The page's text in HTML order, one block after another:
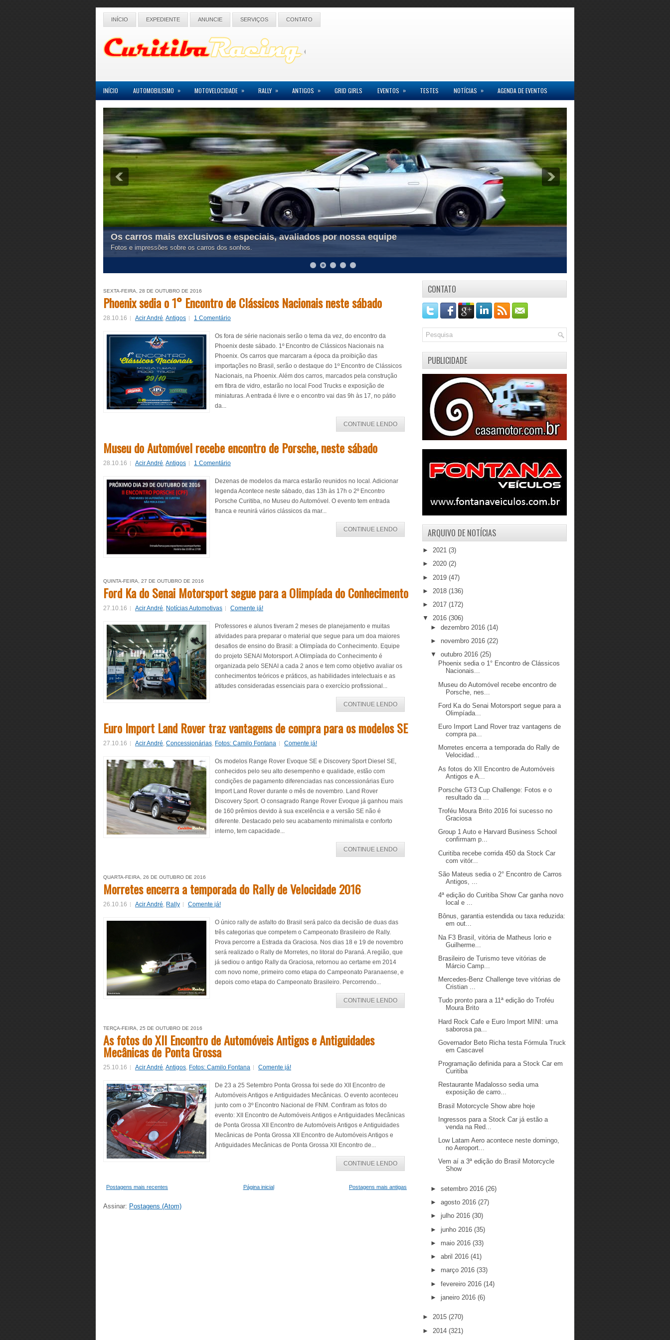
INÍCIO EXPEDIENTE ANUNCIE SERVIÇOS CONTATO
INÍCIO AUTOMOBILISMO » MOTOVELOCIDADE » RALLY » ANTIGOS » GRID GIRLS EVENTOS » TESTES NOTÍCIAS » AGENDA DE EVENTOS
Os carros mais exclusivos e especiais, avaliados por nossa equipe
Fotos e impressões sobre os carros dos sonhos.
SEXTA-FEIRA, 28 DE OUTUBRO DE 2016
Phoenix sedia o 1° Encontro de Clássicos Nacionais neste sábado
28.10.16 Acir André,Antigos 1 Comentário
Os fora de série nacionais serão o tema da vez, do encontro da
Phoenix deste sábado. 1º Encontro de Clássicos Nacionais na
Phoenix. Os carros que marcaram a época da proibição das
importações no Brasil, serão o destaque do 1º Encontro de Clássicos
Nacionais, na Phoenix. Além dos carros, marcados pela construção
em fibra de vidro, estarão no local Food Trucks e exposição de
miniaturas. A entrada é livre e o encontro vai das 9h às 17, no pátio
da...
CONTINUE LENDO
Museu do Automóvel recebe encontro de Porsche, neste sábado
28.10.16 Acir André,Antigos 1 Comentário
Dezenas de modelos da marca estarão reunidos no local. Adicionar
legenda Acontece neste sábado, das 13h às 17h o 2º Encontro
Porsche Curitiba, no Museu do Automóvel. O evento tem entrada
franca e reunirá vários clássicos da mar...
CONTINUE LENDO
QUINTA-FEIRA, 27 DE OUTUBRO DE 2016
Ford Ka do Senai Motorsport segue para a Olimpíada do Conhecimento
27.10.16 Acir André, Notícias Automotivas Comente já!
Professores e alunos tiveram 2 meses de planejamento e muitas
atividades para preparar o material que segue para um doa maiores
desafios de ensino do Brasil: a Olimpíada do Conhecimento. Equipe
do projeto SENAI Motorsport. A Olimpíada do Conhecimento é
organizada pelo SENAI a cada 2 anos e tem como objetivo avaliar os
conhecimentos teóricos e práticos, as habilidades intelectuais e as
atitudes consideradas essenciais para o exercício profissional...
CONTINUE LENDO
Euro Import Land Rover traz vantagens de compra para os modelos SE
27.10.16 Acir André, Concessionárias, Fotos: Camilo Fontana Comente já!
Os modelos Range Rover Evoque SE e Discovery Sport Diesel SE,
conhecidos pelo seu alto desempenho e qualidade, estão com
condições de pagamento diferenciadas nas concessionárias Euro
Import Land Rover durante o mês de novembro. Land Rover
Discovery Sport. O consagrado Range Rover Evoque já ganhou mais
de 160 prêmios devido à sua excelência e a versão SE não é
diferente. Destacado pelo seu acabamento minimalista e conforto
interno, tem capacidade...
CONTINUE LENDO
QUARTA-FEIRA, 26 DE OUTUBRO DE 2016
Morretes encerra a temporada do Rally de Velocidade 2016
26.10.16 Acir André, Rally Comente já!
O único rally de asfalto do Brasil será palco da decisão de duas das
três categorias que competem o Campeonato Brasileiro de Rally.
Prova percorre a Estrada da Graciosa. Nos dias 18 e 19 de novembro
será realizado o Rally de Morretes, no litoral do Paraná. A região, que
já sediou o antigo Rally da Graciosa, retornou ao certame em 2014
com novo nome, primeiro como etapa do Campeonato Paranaense, e
depois como etapa do Campeonato Brasileiro. Percorrendo...
CONTINUE LENDO
TERÇA-FEIRA, 25 DE OUTUBRO DE 2016
As fotos do XII Encontro de Automóveis Antigos e Antiguidades
Mecânicas de Ponta Grossa
25.10.16 Acir André,Antigos, Fotos: Camilo Fontana Comente já!
De 23 a 25 Setembro Ponta Grossa foi sede do XII Encontro de
Automóveis Antigos e Antiguidades Mecânicas. O evento aconteceu
junto com o 3º Encontro Nacional de FNM. Confiram as fotos do
evento: XII Encontro de Automóveis Antigos e Antiguidades Mecânicas
de Ponta Grossa XII Encontro de Automóveis Antigos e Antiguidades
Mecânicas de Ponta Grossa XII Encontro de Automóveis Antigos e
Antiguidades Mecânicas de Ponta Grossa XII Encontro de...
CONTINUE LENDO
Postagens mais recentes Postagens mais antigas
Página inicial
Assinar: Postagens (Atom)
CONTATO
PUBLICIDADE
ARQUIVO DE NOTÍCIAS
► 2021 (3)
► 2020 (2)
► 2019 (47)
► 2018 (136)
► 2017 (172)
▼ 2016 (306)
► dezembro 2016 (14)
► novembro 2016 (22)
▼ outubro 2016 (25)
Phoenix sedia o 1° Encontro de Clássicos
Nacionais...
Museu do Automóvel recebe encontro de
Porsche, nes...
Ford Ka do Senai Motorsport segue para a
Olimpíada...
Euro Import Land Rover traz vantagens de
compra pa...
Morretes encerra a temporada do Rally de
Velocidad...
As fotos do XII Encontro de Automóveis
Antigos e A...
Porsche GT3 Cup Challenge: Fotos e o
resultado da ...
Troféu Moura Brito 2016 foi sucesso no
Graciosa
Group 1 Auto e Harvard Business School
confirmam p...
Curitiba recebe corrida 450 da Stock Car
com vitór...
São Mateus sedia o 2° Encontro de Carros
Antigos, ...
4ª edição do Curitiba Show Car ganha novo
local e ...
Bônus, garantia estendida ou taxa reduzida:
em out...
Na F3 Brasil, vitória de Matheus Iorio e
Guilherme...
Brasileiro de Turismo teve vitórias de
Márcio Camp...
Mercedes-Benz Challenge teve vitórias de
Cristian ...
Tudo pronto para a 11ª edição do Troféu
Moura Brito
Hard Rock Cafe e Euro Import MINI: uma
saborosa pa...
Governador Beto Richa testa Fórmula Truck
em Cascavel
Programação definida para a Stock Car em
Curitiba
Restaurante Madalosso sedia uma
exposição de carro...
Brasil Motorcycle Show abre hoje
Ingressos para a Stock Car já estão a
venda na Red...
Low Latam Aero acontece neste domingo,
no Aeroport...
Vem aí a 3ª edição do Brasil Motorcycle
Show
► setembro 2016 (26)
► agosto 2016 (27)
► julho 2016 (30)
► junho 2016 (35)
► maio 2016 (33)
► abril 2016 (41)
► março 2016 (33)
► fevereiro 2016 (14)
► janeiro 2016 (6)
► 2015 (270)
► 2014 (321)